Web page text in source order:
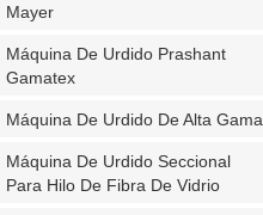
Mayer
Máquina De Urdido Prashant
Gamatex
Máquina De Urdido De Alta Gama
Máquina De Urdido Seccional
Para Hilo De Fibra De Vidrio